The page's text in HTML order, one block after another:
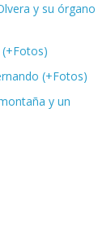
y su órgano
(+Fotos)
y un